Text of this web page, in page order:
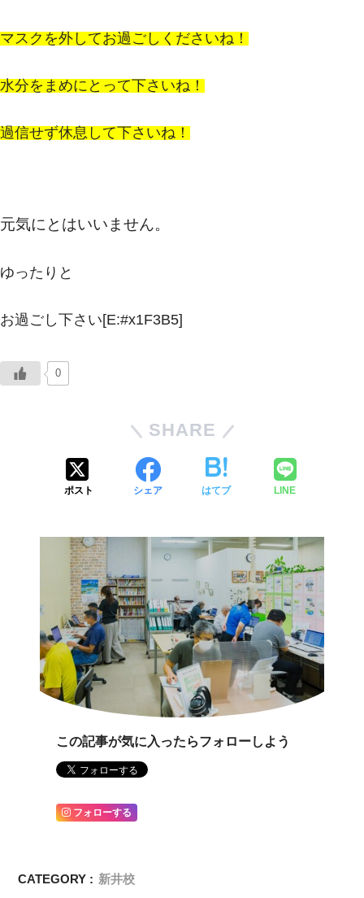
マスクを外してお過ごしくださいね！
水分をまめにとって下さいね！
過信せず休息して下さいね！
元気にとはいいません。
ゆったりと
お過ごし下さい[E:#x1F3B5]
0
SHARE
ポスト シェア はてブ LINE
この記事が気に入ったらフォローしよう
フォローする
CATEGORY : 新井校